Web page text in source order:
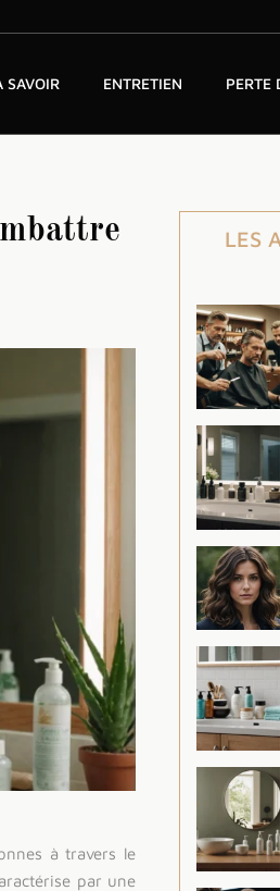
SAVOIR ENTRETIEN PERTE
à travers le
par une
LES